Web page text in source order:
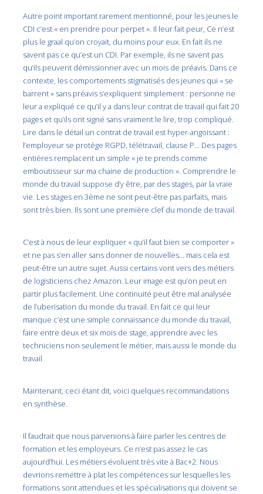
Autre point important rarement mentionné, pour les jeunes le
CDI c’est « en prendre pour perpet ». Il leur fait peur, Ce n’est
plus le graal qu’on croyait, du moins pour eux. En fait ils ne
savent pas ce qu’est un CDI. Par exemple, ils ne savent pas
qu’ils peuvent démissionner avec un mois de préavis. Dans ce
contexte, les comportements stigmatisés des jeunes qui « se
barrent » sans préavis s’expliquent simplement : personne ne
leur a expliqué ce qu’il y a dans leur contrat de travail qui fait 20
pages et qu’ils ont signé sans vraiment le lire, trop compliqué.
Lire dans le détail un contrat de travail est hyper-angoissant :
l’employeur se protège RGPD, télétravail, clause P… Des pages
entières remplacent un simple « je te prends comme
emboutisseur sur ma chaine de production ». Comprendre le
monde du travail suppose d’y être, par des stages, par la vraie
vie. Les stages en 3ème ne sont peut-être pas parfaits, mais
sont très bien. Ils sont une première clef du monde de travail.
C’est à nous de leur expliquer « qu’il faut bien se comporter »
et ne pas s’en aller sans donner de nouvelles… mais cela est
peut-être un autre sujet. Aussi certains vont vers des métiers
de logisticiens chez Amazon. Leur image est qu’on peut en
partir plus facilement. Une continuité peut être mal analysée
de l’uberisation du monde du travail. En fait ce qui leur
manque c’est une simple connaissance du monde du travail,
faire entre deux et six mois de stage, apprendre avec les
techniciens non seulement le métier, mais aussi le monde du
travail
Maintenant, ceci étant dit, voici quelques recommandations
en synthèse.
Il faudrait que nous parvenions à faire parler les centres de
formation et les employeurs. Ce n’est pas assez le cas
aujourd’hui. Les métiers évoluent très vite à Bac+2. Nous
devrions remettre à plat les compétences sur lesquelles les
formations sont attendues et les spécialisations qui doivent se